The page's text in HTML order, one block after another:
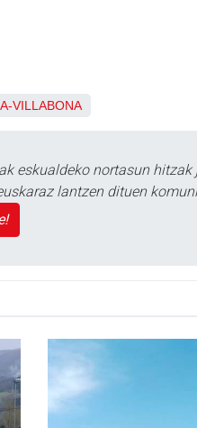
VILLABONA
eskualdeko nortasun
lantzen dituen